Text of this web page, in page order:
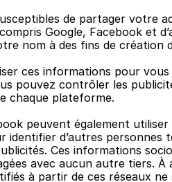
de partager votre
Google, Facebook et
nom à des fins de
ces informations pour
pouvez contrôler les
chaque plateforme.
peuvent également
identifier d’autres personnes
Ces informations
avec aucun autre tiers.
à partir de ces réseaux